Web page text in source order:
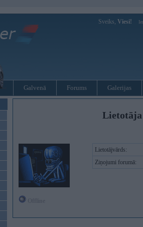
Sveiks, Viesi!
Galvenā Forums Galerijas
Lietotājvārds:
Ziņojumi forumā: